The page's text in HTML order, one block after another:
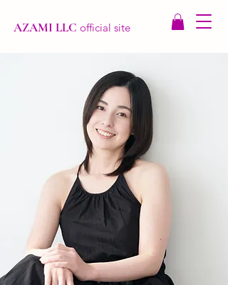
AZAMI LLC official site